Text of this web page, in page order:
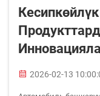
2026-02-13